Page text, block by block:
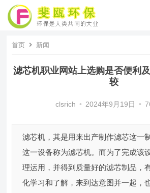
首页 新闻
滤芯机职业网站上选购是否便利
较
clsrich • 2024年9月19日 •
滤芯机，其是用来出产制作滤芯这一
这一设备称为滤芯机。而为了完成该
理运用，并得到质量好的滤芯制品，
化学习和了解，来到达意图并一起，